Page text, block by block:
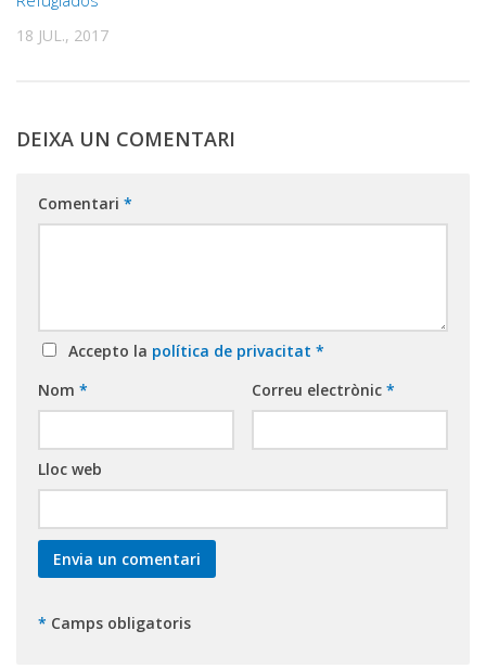
18 JUL., 2017
DEIXA UN COMENTARI
Comentari *
Accepto la política de privacitat *
Nom * Correu electrònic *
Lloc web
* Camps obligatoris